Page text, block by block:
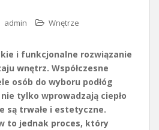
admin Wnętrze
i funkcjonalne rozwiązanie
wnętrz. Współczesne
osób do wyboru podłóg
tylko wprowadzają ciepło
są trwałe i estetyczne.
to jednak proces, który